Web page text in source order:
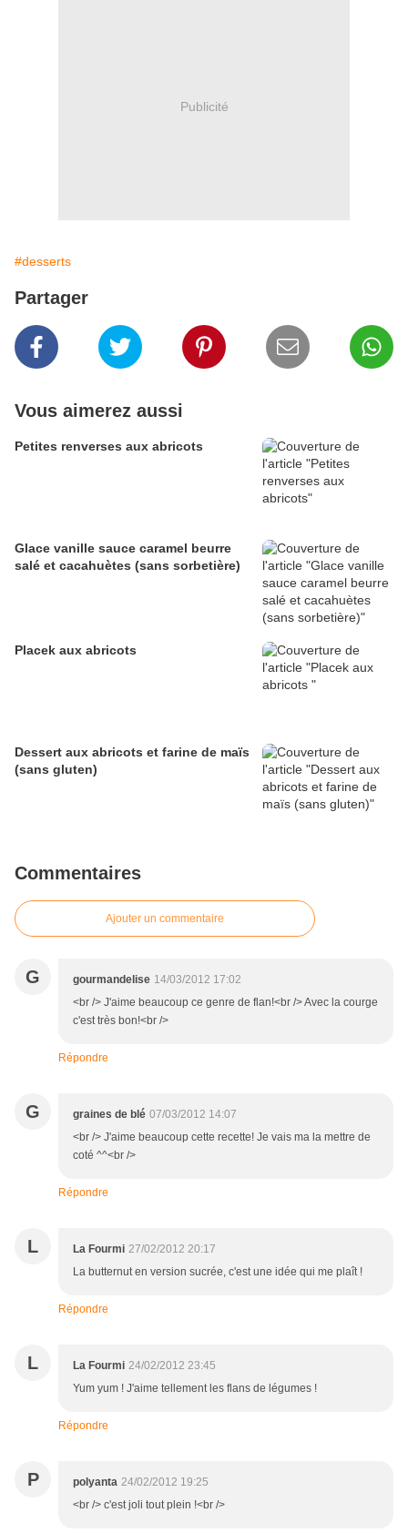
Publicité
#desserts
Partager
Vous aimerez aussi
Petites renverses aux abricots
Glace vanille sauce caramel beurre
salé et cacahuètes (sans sorbetière)
Placek aux abricots
Dessert aux abricots et farine de maïs
(sans gluten)
Commentaires
Ajouter un commentaire
G gourmandelise 14/03/2012 17:02
<br /> J'aime beaucoup ce genre de flan!<br /> Avec la courge
c'est très bon!<br />
Répondre
G graines de blé 07/03/2012 14:07
<br /> J'aime beaucoup cette recette! Je vais ma la mettre de
coté ^^<br />
Répondre
L La Fourmi 27/02/2012 20:17
La butternut en version sucrée, c'est une idée qui me plaît !
Répondre
L La Fourmi 24/02/2012 23:45
Yum yum ! J'aime tellement les flans de légumes !
Répondre
P polyanta 24/02/2012 19:25
<br /> c'est joli tout plein !<br />